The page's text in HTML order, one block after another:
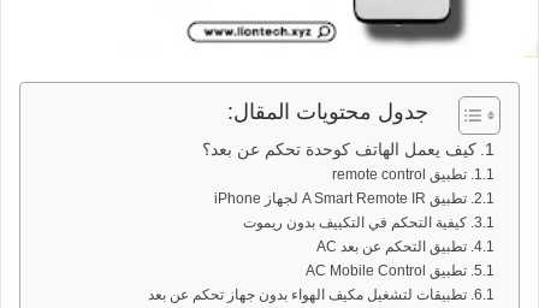
جدول محتويات المقال:
كيف يعمل الهاتف كوحدة تحكم عن بعد؟
تطبيق remote control
تطبيق A Smart Remote IR لجهاز iPhone
كيفية التحكم في التكييف بدون ريموت
تطبيق التحكم عن بعد AC
تطبيق AC Mobile Control
تطبيقات لتشغيل مكيف الهواء بدون جهاز تحكم عن بعد